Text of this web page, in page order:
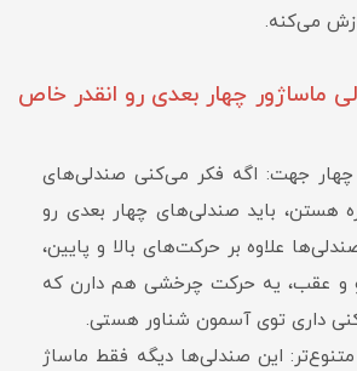
می‌کنه.
ماساژور چهار بعدی رو انقدر خاص
جهت: اگه فکر می‌کنی صندلی‌های
هستن، باید صندلی‌های چهار بعدی رو
علاوه بر حرکت‌های بالا و پایین،
و عقب، یه حرکت چرخشی هم دارن که
داری توی آسمون شناور هستی.
این صندلی‌ها دیگه فقط ماساژ